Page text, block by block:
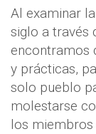
Al examinar
siglo a través
encontramos
y prácticas,
solo pueblo
molestarse
los miembros